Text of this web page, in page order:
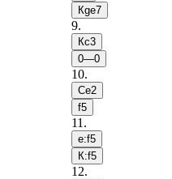
Кge7
9.
Кc3
0—0
10.
Сe2
f5
11 .
e:f5
К:f5
12.